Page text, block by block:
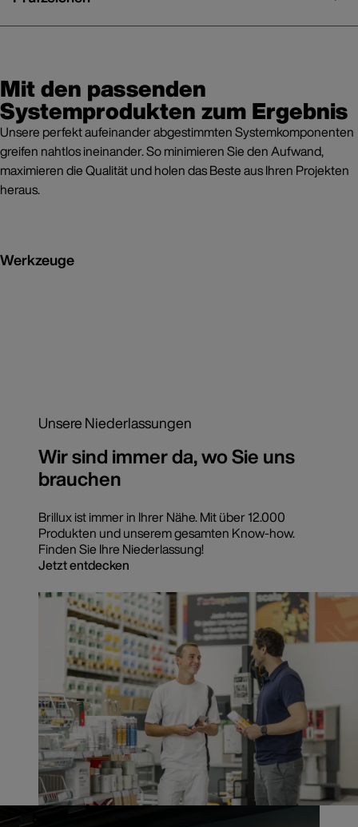
Mit den passenden
Systemprodukten zum Ergebnis
Unsere perfekt aufeinander abgestimmten Systemkomponenten
greifen nahtlos ineinander. So minimieren Sie den Aufwand,
maximieren die Qualität und holen das Beste aus Ihren Projekten
heraus.
Werkzeuge
Unsere Niederlassungen
Wir sind immer da, wo Sie uns
brauchen
Brillux ist immer in Ihrer Nähe. Mit über 12.000
Produkten und unserem gesamten Know-how.
Finden Sie Ihre Niederlassung!
Jetzt entdecken